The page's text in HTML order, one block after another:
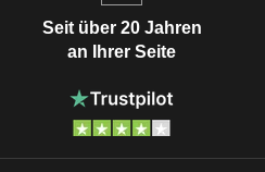
Seit über 20 Jahren
an Ihrer Seite